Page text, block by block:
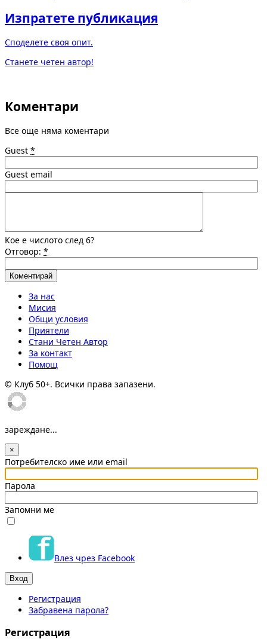
Изпратете публикация
Споделете своя опит.
Станете четен автор!
Коментари
Все още няма коментари
Guest *
Guest email
Кое е числото след 6?
Отговор: *
За нас
Мисия
Общи условия
Приятели
Стани Четен Автор
За контакт
Помощ
© Клуб 50+. Всички права запазени.
зареждане...
×
Потребителско име или email
Парола
Запомни ме
Влез чрез Facebook
Регистрация
Забравена парола?
Регистрация